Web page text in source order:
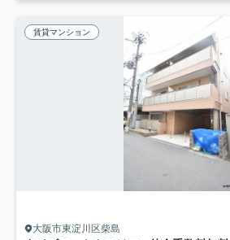
賃貸マンション
大阪市東淀川区柴島